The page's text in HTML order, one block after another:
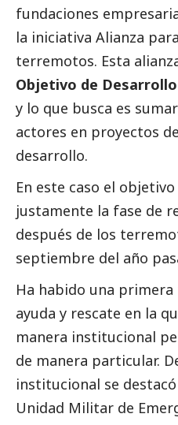
fundaciones
la iniciativa Alianza
terremotos. Esta
Objetivo de
y lo que busca es
actores en proyectos
desarrollo.
En este caso el
justamente la fase de
después de los
septiembre del año
Ha habido una
ayuda y rescate en la
manera institucional
de manera particular.
institucional se
Unidad Militar de